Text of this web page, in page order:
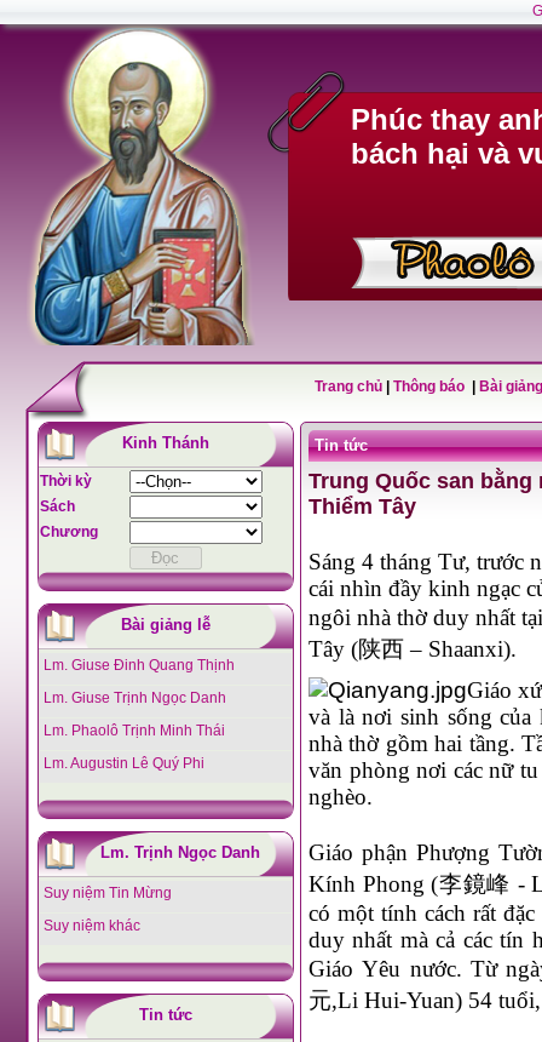
Phúc thay
bách hại và
Trang chủ Thông báo Bài
Kinh Thánh
Thời kỳ
Sách
Chương
Bài giảng lễ
Lm. Giuse Đinh Quang Thịnh
Lm. Giuse Trịnh Ngọc Danh
Lm. Phaolô Trịnh Minh Thái
Lm. Augustin Lê Quý Phi
Lm. Trịnh Ngọc Danh
Suy niệm Tin Mừng
Suy niệm khác
Tin tức
Tin tức
Trung Quốc san
Thiểm Tây
Sáng 4 tháng Tư, trước
cái nhìn đầy kinh ngạc
ngôi nhà thờ duy nhất
Tây (陕西 – Shaanxi).
Giáo
và là nơi sinh sống
nhà thờ gồm hai tầng.
văn phòng nơi các nữ
nghèo.
Giáo phận Phượng
Kính Phong (李鏡峰 -
có một tính cách rất
duy nhất mà cả các tín
Giáo Yêu nước. Từ
元,Li Hui-Yuan) 54